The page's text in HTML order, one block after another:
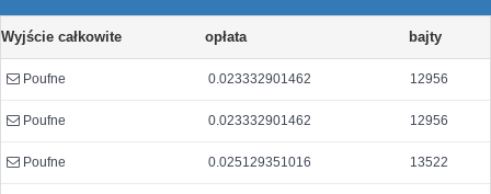
Wyjście całkowite opłata bajty
Poufne 0.023332901462 12956
Poufne 0.023332901462 12956
Poufne 0.025129351016 13522